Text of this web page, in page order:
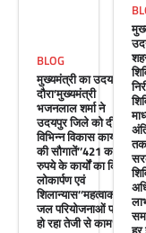
BLOG
मुख्यमंत्री का उदयपुर
दौरा’मुख्यमंत्री
भजनलाल शर्मा ने
उदयपुर जिले को दी
विभिन्न विकास कार्यों
की सौगातें’’421 करोड़
रुपये के कार्यों का किया
लोकार्पण एवं
शिलान्यास’’महत्वाकांक्षी
जल परियोजनाओं पर
हो रहा तेजी से काम’
तक